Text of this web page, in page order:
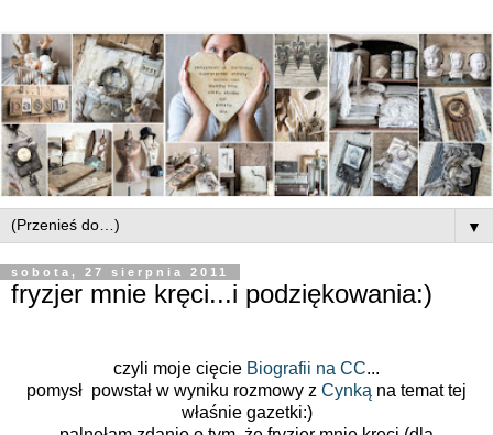
▼
sobota, 27 sierpnia 2011
fryzjer mnie kręci...i podziękowania:)
czyli moje cięcie Biografii na CC...
pomysł powstał w wyniku rozmowy z Cynką na temat tej
właśnie gazetki:)